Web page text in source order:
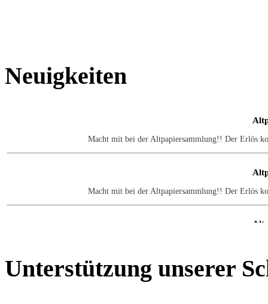
Neuigkeiten
Macht mit bei der Altpapiersammlung!! Der Erlös
Macht mit bei der Altpapiersammlung!! Der Erlös
Unterstützung unserer